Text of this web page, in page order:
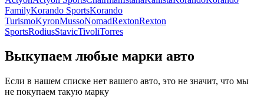
FamilyKorando SportsKorando
TurismoKyronMussoNomadRextonRexton
SportsRodiusStavicTivoliTorres
Выкупаем любые марки авто
Если в нашем списке нет вашего авто, это не значит, что мы
не покупаем такую марку